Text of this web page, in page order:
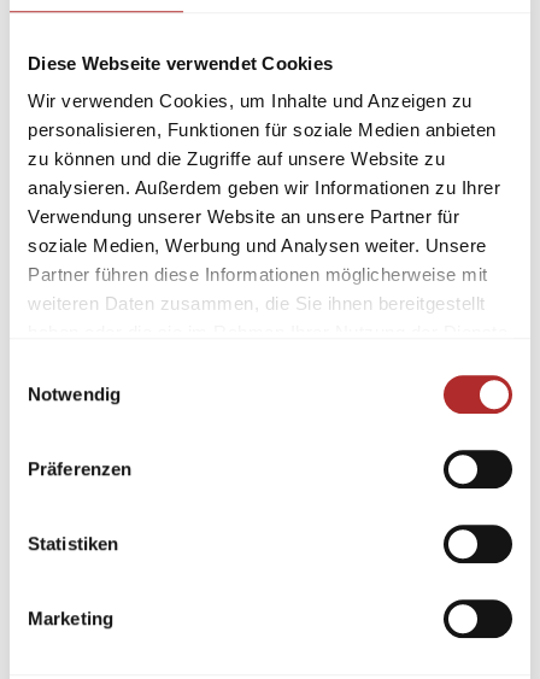
Diese Webseite verwendet Cookies
Wir verwenden Cookies, um Inhalte und Anzeigen zu
personalisieren, Funktionen für soziale Medien anbieten
zu können und die Zugriffe auf unsere Website zu
analysieren. Außerdem geben wir Informationen zu Ihrer
Verwendung unserer Website an unsere Partner für
soziale Medien, Werbung und Analysen weiter. Unsere
Partner führen diese Informationen möglicherweise mit
weiteren Daten zusammen, die Sie ihnen bereitgestellt
Notwendig
Präferenzen
Statistiken
Marketing